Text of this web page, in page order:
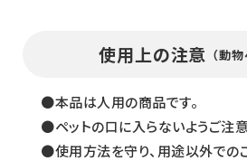
使用上の注意 （動
●本品は人用の商品です。
●ペットの口に入らないようご注意
●使用方法を守り、用途以外での